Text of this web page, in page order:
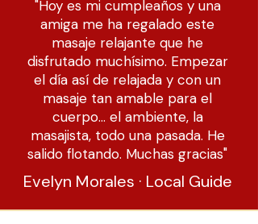
"Hoy es mi cumpleaños y una
amiga me ha regalado este
masaje relajante que he
disfrutado muchísimo. Empezar
el día así de relajada y con un
masaje tan amable para el
cuerpo... el ambiente, la
masajista, todo una pasada. He
salido flotando. Muchas gracias"
Evelyn Morales · Local Guide